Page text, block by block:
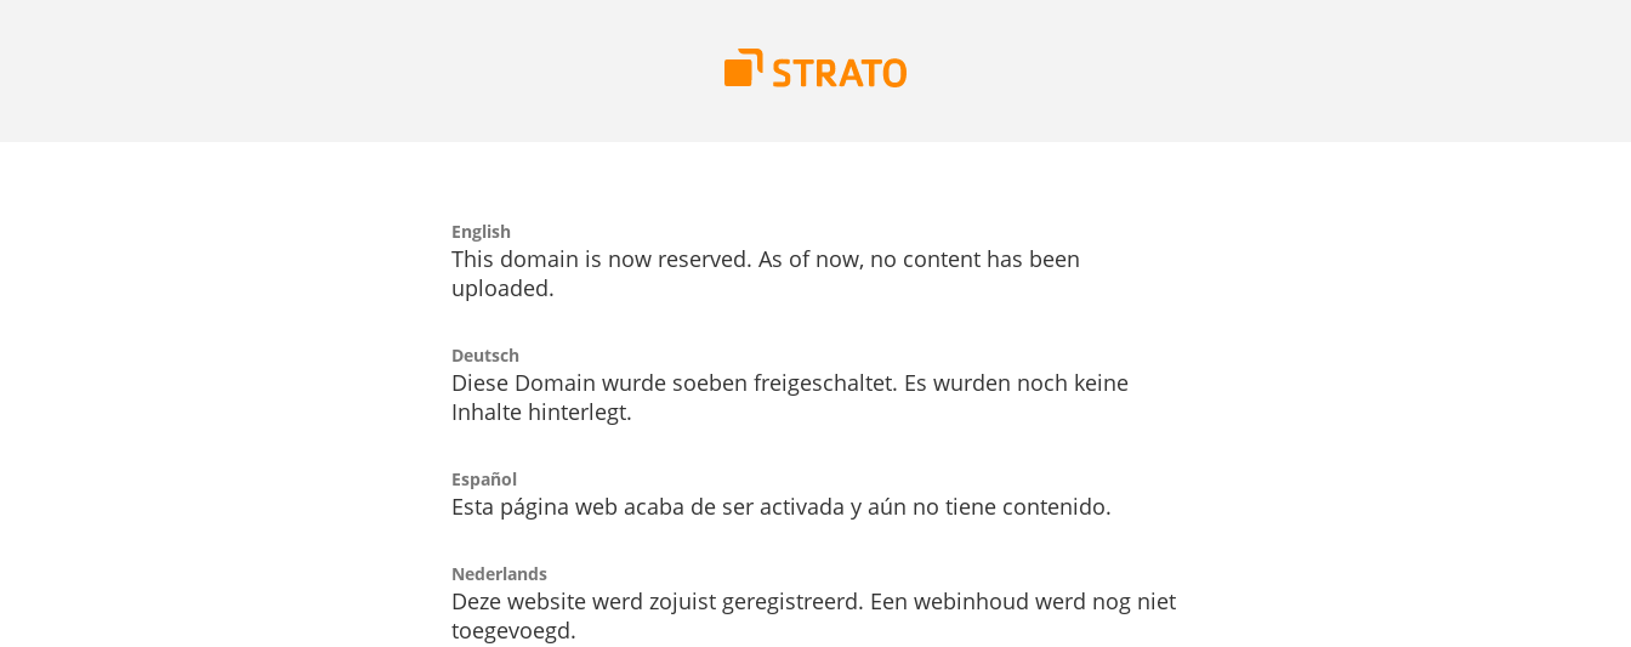
English
This domain is now reserved. As of now, no content has been
uploaded.
Deutsch
Diese Domain wurde soeben freigeschaltet. Es wurden noch keine
Inhalte hinterlegt.
Español
Esta página web acaba de ser activada y aún no tiene contenido.
Nederlands
Deze website werd zojuist geregistreerd. Een webinhoud werd nog niet
toegevoegd.